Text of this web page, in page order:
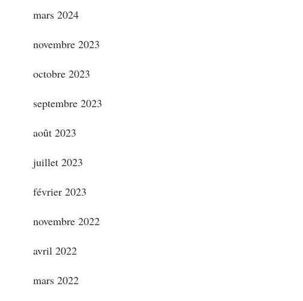
mars 2024
novembre 2023
octobre 2023
septembre 2023
août 2023
juillet 2023
février 2023
novembre 2022
avril 2022
mars 2022